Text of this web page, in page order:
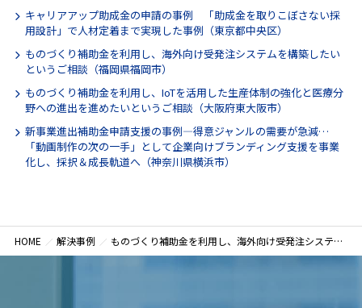
キャリアアップ助成金の申請の事例 「助成金を取りこぼさない採
用設計」で人材定着まで実現した事例（東京都中央区）
ものづくり補助金を利用し、海外向け受発注システムを構築したい
というご相談（福岡県福岡市）
ものづくり補助金を利用し、IoTを活用した生産体制の強化と医療分
野への進出を進めたいというご相談（大阪府東大阪市）
新事業進出補助金申請支援の事例―得意ジャンルの需要が急減…
「動画制作の次の一手」として企業向けブランディング支援を事業
化し、採択＆成長軌道へ（神奈川県横浜市）
HOME 解決事例 ものづくり補助金を利用し、海外向け受発注システムを構築したいというご相談（福岡県福岡市）